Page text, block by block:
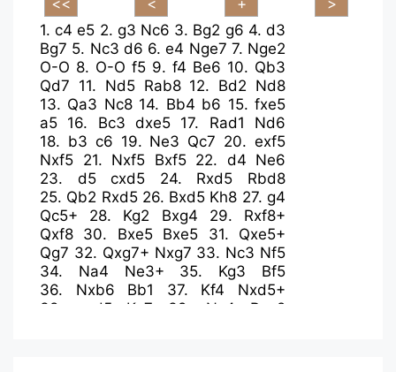
1.c4 e5 2. g3 Nc6 3. Bg2 g6 4.d3
Bg7 5. Nc3 d6 6.e4 Nge7 7. Nge2
O-O 8. O-O f5 9. f4 Be6 10. Qb3
Qd7 11. Nd5 Rab8 12. Bd2 Nd8
13. Qa3 Nc8 14. Bb4 b6 15.fxe5
a5 16. Bc3 dxe5 17. Rad1
Nd6
18. b3 c6 19. Ne3 Qc7 20.exf5
Nxf5 21. Nxf5 Bxf5 22. d4 Ne6
23. d5 cxd5 24. Rxd5
Rbd8
25. Qb2 Rxd5 26. Bxd5 Kh8 27.g4
Qc5+
28. Kg2 Bxg4 29. Rxf8+
Qxf8 30. Bxe5 Bxe5 31. Qxe5+
Qg7 32. Qxg7+ Nxg7 33. Nc3 Nf5
34. Na4 Ne3+ 35. Kg3
Bf5
36. Nxb6 Bb1 37. Kf4
Nxd5+
38.
cxd5 Kg7 39. Nc4
Bxa2